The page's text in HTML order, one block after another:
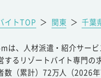
イトTOP ＞ 関東 ＞ 千葉
は、人材派遣・紹介サー
するリゾートバイト専門の
数（累計）72万人（2026